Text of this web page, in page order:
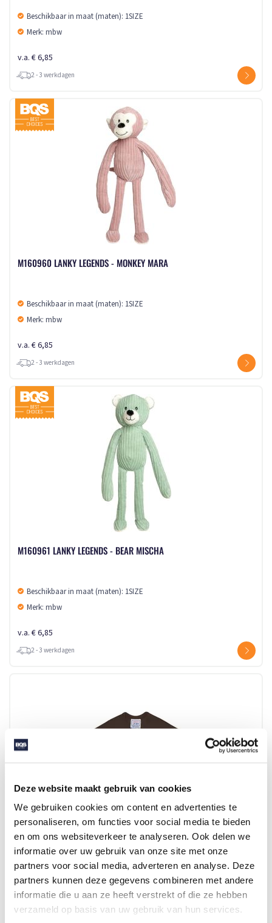
Deze website maakt gebruik van cookies
We gebruiken cookies om content en advertenties te
personaliseren, om functies voor social media te bieden
en om ons websiteverkeer te analyseren. Ook delen we
informatie over uw gebruik van onze site met onze
partners voor social media, adverteren en analyse. Deze
partners kunnen deze gegevens combineren met andere
informatie die u aan ze heeft verstrekt of die ze hebben
verzameld op basis van uw gebruik van hun services.
Beschikbaar in maat (maten): 1SIZE
Merk: mbw
v.a. € 6,85
2 - 3 werkdagen
M160960 LANKY LEGENDS - MONKEY MARA
Beschikbaar in maat (maten): 1SIZE
Merk: mbw
v.a. € 6,85
2 - 3 werkdagen
M160961 LANKY LEGENDS - BEAR MISCHA
Beschikbaar in maat (maten): 1SIZE
Merk: mbw
v.a. € 6,85
2 - 3 werkdagen
JN504 MINI-T
Beschikbaar in maat (maten): 1SIZE
Merk: Daiber